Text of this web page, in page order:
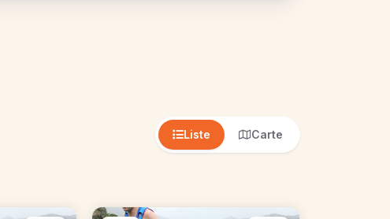
Liste Carte